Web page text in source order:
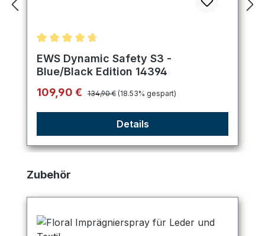
Durchschnittliche Bewertung von 4.75 von 5
EWS Dynamic Safety S3 -
Blue/Black Edition 14394
Verkaufspreis:
109,90 € Regulärer Preis:
134,90 € (18.53% gespart)
Details
Produktgalerie überspringen
Zubehör